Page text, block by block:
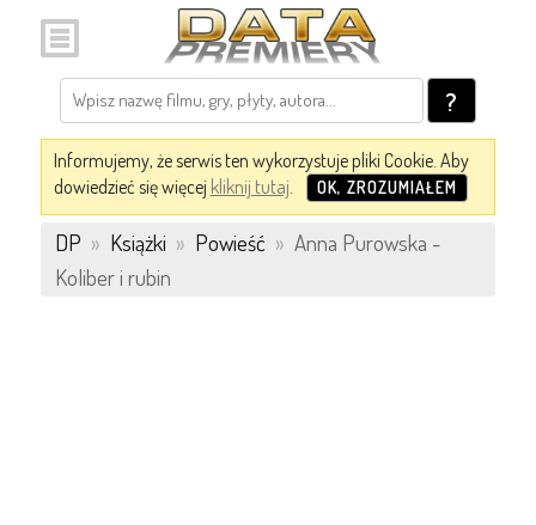
?
Informujemy, że serwis ten wykorzystuje pliki Cookie. Aby
dowiedzieć się więcej kliknij tutaj. OK, ZROZUMIAŁEM
DP » Książki » Powieść » Anna Purowska -
Koliber i rubin